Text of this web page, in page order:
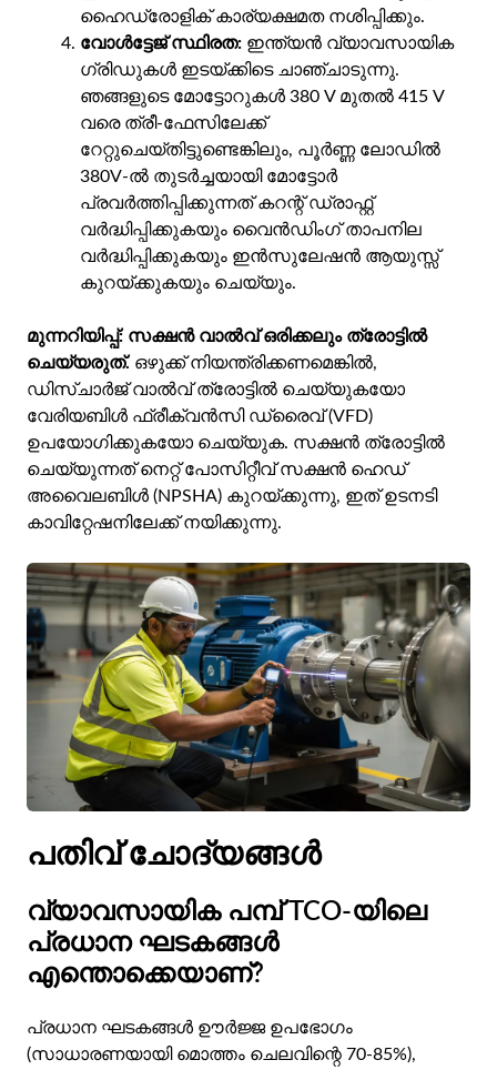
ഹൈഡ്രോളിക് കാര്യക്ഷമത നശിപ്പിക്കും.
വോൾട്ടേജ് സ്ഥിരത: ഇന്ത്യൻ വ്യാവസായിക
ഗ്രിഡുകൾ ഇടയ്ക്കിടെ ചാഞ്ചാടുന്നു.
ഞങ്ങളുടെ മോട്ടോറുകൾ 380 V മുതൽ 415 V
വരെ ത്രീ-ഫേസിലേക്ക്
റേറ്റുചെയ്‌തിട്ടുണ്ടെങ്കിലും, പൂർണ്ണ ലോഡിൽ
380V-ൽ തുടർച്ചയായി മോട്ടോർ
പ്രവർത്തിപ്പിക്കുന്നത് കറന്റ് ഡ്രാഫ്റ്റ്
വർദ്ധിപ്പിക്കുകയും വൈൻഡിംഗ് താപനില
വർദ്ധിപ്പിക്കുകയും ഇൻസുലേഷൻ ആയുസ്സ്
കുറയ്ക്കുകയും ചെയ്യും.
മുന്നറിയിപ്പ്: സക്ഷൻ വാൽവ് ഒരിക്കലും ത്രോട്ടിൽ
ചെയ്യരുത്. ഒഴുക്ക് നിയന്ത്രിക്കണമെങ്കിൽ,
ഡിസ്ചാർജ് വാൽവ് ത്രോട്ടിൽ ചെയ്യുകയോ
വേരിയബിൾ ഫ്രീക്വൻസി ഡ്രൈവ് (VFD)
ഉപയോഗിക്കുകയോ ചെയ്യുക. സക്ഷൻ ത്രോട്ടിൽ
ചെയ്യുന്നത് നെറ്റ് പോസിറ്റീവ് സക്ഷൻ ഹെഡ്
അവൈലബിൾ (NPSHA) കുറയ്ക്കുന്നു, ഇത് ഉടനടി
കാവിറ്റേഷനിലേക്ക് നയിക്കുന്നു.
പതിവ് ചോദ്യങ്ങൾ
വ്യാവസായിക പമ്പ് TCO-യിലെ
പ്രധാന ഘടകങ്ങൾ
എന്തൊക്കെയാണ്?
പ്രധാന ഘടകങ്ങൾ ഊർജ്ജ ഉപഭോഗം
(സാധാരണയായി മൊത്തം ചെലവിന്റെ 70-85%),